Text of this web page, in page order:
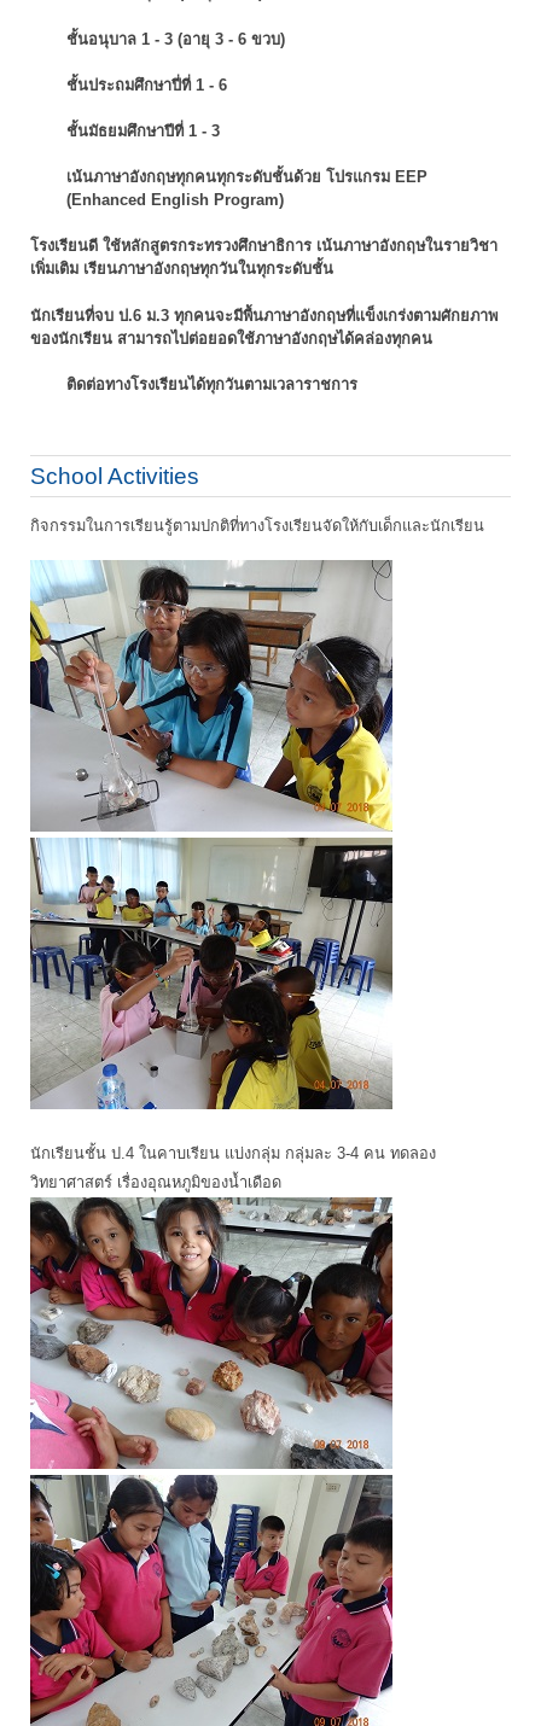
ชั้นอนุบาล 1 - 3 (อายุ 3 - 6 ขวบ)
ชั้นประถมศึกษาปี่ที่ 1 - 6
ชั้นมัธยมศึกษาปีที่ 1 - 3
เน้นภาษาอังกฤษทุกคนทุกระดับชั้นด้วย โปรแกรม EEP
(Enhanced English Program)
โรงเรียนดี ใช้หลักสูตรกระทรวงศึกษาธิการ เน้นภาษาอังกฤษในรายวิชา
เพิ่มเติม เรียนภาษาอังกฤษทุกวันในทุกระดับชั้น
นักเรียนที่จบ ป.6 ม.3 ทุกคนจะมีพื้นภาษาอังกฤษที่แข็งเกร่งตามศักยภาพ
ของนักเรียน สามารถไปต่อยอดใช้ภาษาอังกฤษได้คล่องทุกคน
ติดต่อทางโรงเรียนได้ทุกวันตามเวลาราชการ
School Activities
กิจกรรมในการเรียนรู้ตามปกติที่ทางโรงเรียนจัดให้กับเด็กและนักเรียน
นักเรียนชั้น ป.4 ในคาบเรียน แบ่งกลุ่ม กลุ่มละ 3-4 คน ทดลอง
วิทยาศาสตร์ เรื่องอุณหภูมิของน้ำเดือด